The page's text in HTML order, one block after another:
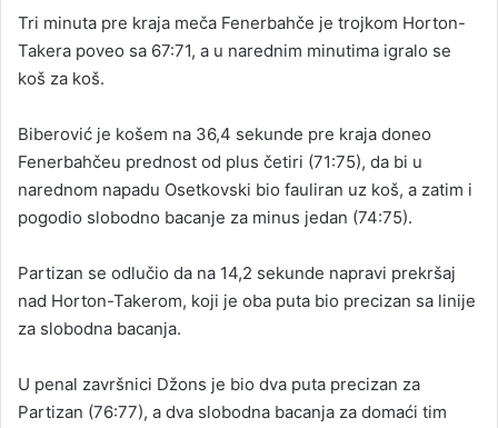
Tri minuta pre kraja meča Fenerbahče je trojkom Horton-
Takera poveo sa 67:71, a u narednim minutima igralo se
koš za koš.
Biberović je košem na 36,4 sekunde pre kraja doneo
Fenerbahčeu prednost od plus četiri (71:75), da bi u
narednom napadu Osetkovski bio fauliran uz koš, a zatim i
pogodio slobodno bacanje za minus jedan (74:75).
Partizan se odlučio da na 14,2 sekunde napravi prekršaj
nad Horton-Takerom, koji je oba puta bio precizan sa linije
za slobodna bacanja.
U penal završnici Džons je bio dva puta precizan za
Partizan (76:77), a dva slobodna bacanja za domaći tim